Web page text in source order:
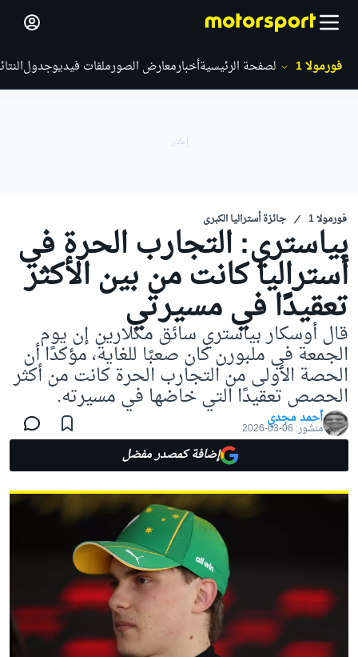
فورمولا 1 الصفحة الرئيسيةأخبارمعارض الصورملفات فيديوجدول
فورمولا 1 جائزة أستراليا الكبرى
بياستري: التجارب الحرة في
أستراليا كانت من بين الأكثر
تعقيدًا في مسيرتي
قال أوسكار بياستري سائق مكلارين إن يوم
الجمعة في ملبورن كان صعبًا للغاية، مؤكدًا أن
الحصة الأولى من التجارب الحرة كانت من أكثر
الحصص تعقيدًا التي خاضها في مسيرته.
أحمد مجدي
منشور: 06-03-2026
إضافة كمصدر مفضل